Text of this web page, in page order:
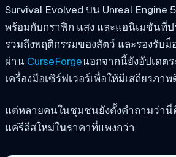
Survival Evolved บน Unreal Engine
พร้อมกับกราฟิก แสง และแอนิเมชันที่
รวมถึงพฤติกรรมของสัตว์ และรองรับ
ผ่าน CurseForgeนอกจากนี้ยังอัปเดต
เครื่องมือเซิร์ฟเวอร์เพื่อให้มีเสถียรภา
แต่หลายคนในชุมชนยังตั้งคำถามว่านี่
แค่รีลีสใหม่ในราคาที่แพงกว่า